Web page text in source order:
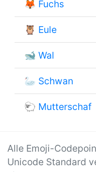
🦊 Fuchs
🦉 Eule
🐋 Wal
🦢 Schwan
🐑 Mutterschaf
Alle Emoji-
Unicode Standard